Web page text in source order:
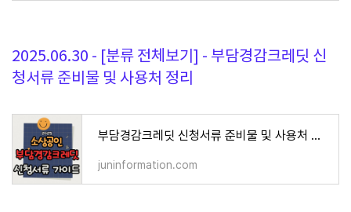
2025.06.30 - [분류 전체보기] - 부담경감크레딧 신
청서류 준비물 및 사용처 정리
부담경감크레딧 신청서류 준비물 및 사용처 정리
juninformation.com